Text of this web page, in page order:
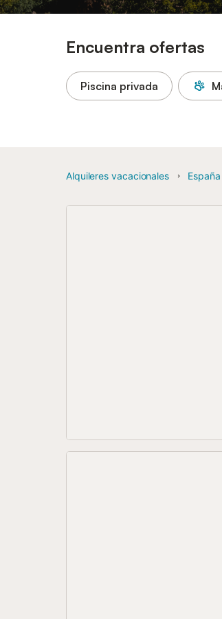
Encuentra ofertas
Piscina privada
Alquileres vacacionales España